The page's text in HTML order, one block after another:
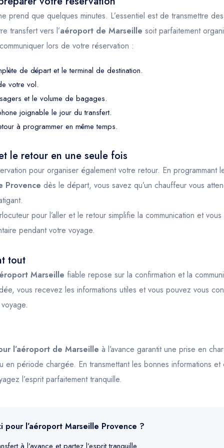
prend que quelques minutes. L’essentiel est de transmettre
transfert vers l’aéroport de Marseille soit parfaitement
lors de votre réservation :
de départ et le terminal de destination.
votre vol.
et le volume de bagages.
joignable le jour du transfert.
à programmer en même temps.
le retour en une seule fois
pour organiser également votre retour. En programmant
Provence dès le départ, vous savez qu’un chauffeur vous
pour l’aller et le retour simplifie la communication et
pendant votre voyage.
tout
Marseille fiable repose sur la confirmation et la
vous recevez les informations utiles et vous pouvez vous
l’aéroport de Marseille à l’avance garantit une prise en
en période chargée. En transmettant les bonnes informations et
l’esprit parfaitement tranquille.
pour l’aéroport Marseille Provence ?